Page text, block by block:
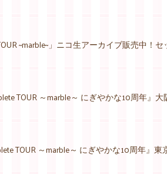
~marble~」ニコ生アーカイブ販売中！
TOUR ～marble～ にぎやかな10周年
TOUR ～marble～ にぎやかな10周年』